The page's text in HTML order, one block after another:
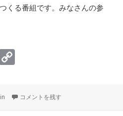
くる番組です。みなさんの参
r
yママミーティング後半♪テーマ：「お
コメントを残す